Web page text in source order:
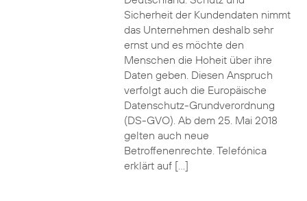
Sicherheit der Kundendaten nimmt
das Unternehmen deshalb sehr
ernst und es möchte den
Menschen die Hoheit über ihre
Daten geben. Diesen Anspruch
verfolgt auch die Europäische
Datenschutz-Grundverordnung
(DS-GVO). Ab dem 25. Mai 2018
gelten auch neue
Betroffenenrechte. Telefónica
erklärt auf […]